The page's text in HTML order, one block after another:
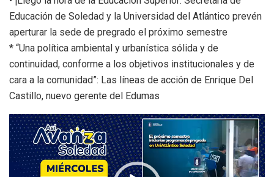
Educación de Soledad y la Universidad del Atlántico prevén
aperturar la sede de pregrado el próximo semestre
* ⁠“Una política ambiental y urbanística sólida y de
continuidad, conforme a los objetivos institucionales y de
cara a la comunidad”: Las líneas de acción de Enrique Del
Castillo, nuevo gerente del Edumas
Reproductor
de
vídeo